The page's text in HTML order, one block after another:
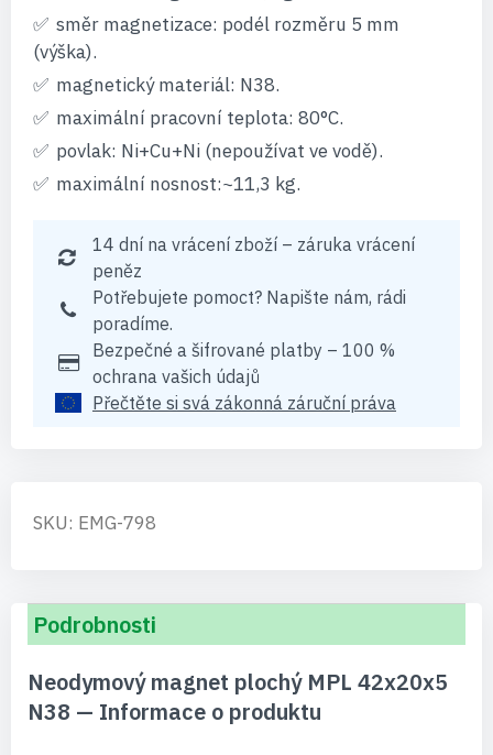
směr magnetizace: podél rozměru 5 mm
(výška).
magnetický materiál: N38.
maximální pracovní teplota: 80°C.
povlak: Ni+Cu+Ni (nepoužívat ve vodě).
maximální nosnost:~11,3 kg.
14 dní na vrácení zboží – záruka vrácení
peněz
Potřebujete pomoct? Napište nám, rádi
poradíme.
Bezpečné a šifrované platby – 100 %
ochrana vašich údajů
Přečtěte si svá zákonná záruční práva
SKU: EMG-798
Podrobnosti
Neodymový magnet plochý MPL 42x20x5
N38 — Informace o produktu